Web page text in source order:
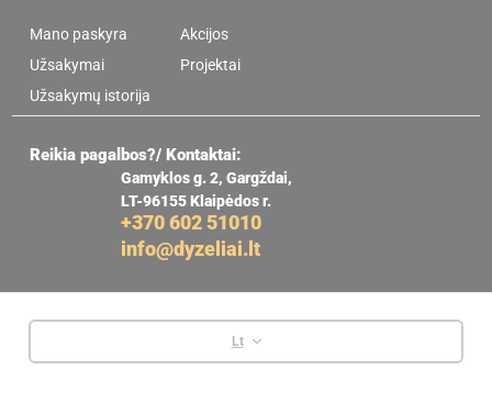
Mano paskyra
Užsakymai
Užsakymų istorija
Akcijos
Projektai
Reikia pagalbos?/ Kontaktai:
Gamyklos g. 2, Gargždai,
LT-96155 Klaipėdos r.
+370 602 51010
info@dyzeliai.lt
Lt